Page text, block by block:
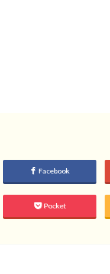
Facebook
Pocket